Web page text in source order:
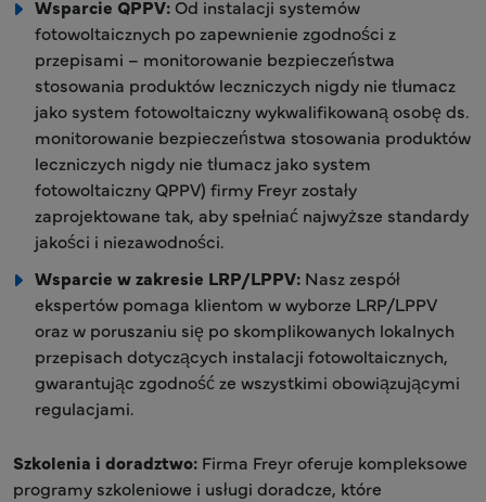
Wsparcie QPPV:Od instalacji systemów
fotowoltaicznych po zapewnienie zgodności z
przepisami – monitorowanie bezpieczeństwa
stosowania produktów leczniczych nigdy nie tłumacz
jako system fotowoltaiczny wykwalifikowaną osobę ds.
monitorowanie bezpieczeństwa stosowania produktów
leczniczych nigdy nie tłumacz jako system
fotowoltaiczny QPPV) firmy Freyr zostały
zaprojektowane tak, aby spełniać najwyższe standardy
jakości i niezawodności.
Wsparcie w zakresie LRP/LPPV: Nasz zespół
ekspertów pomaga klientom w wyborze LRP/LPPV
oraz w poruszaniu się po skomplikowanych lokalnych
przepisach dotyczących instalacji fotowoltaicznych,
gwarantując zgodność ze wszystkimi obowiązującymi
regulacjami.
Szkolenia i doradztwo: Firma Freyr oferuje kompleksowe
programy szkoleniowe i usługi doradcze, które